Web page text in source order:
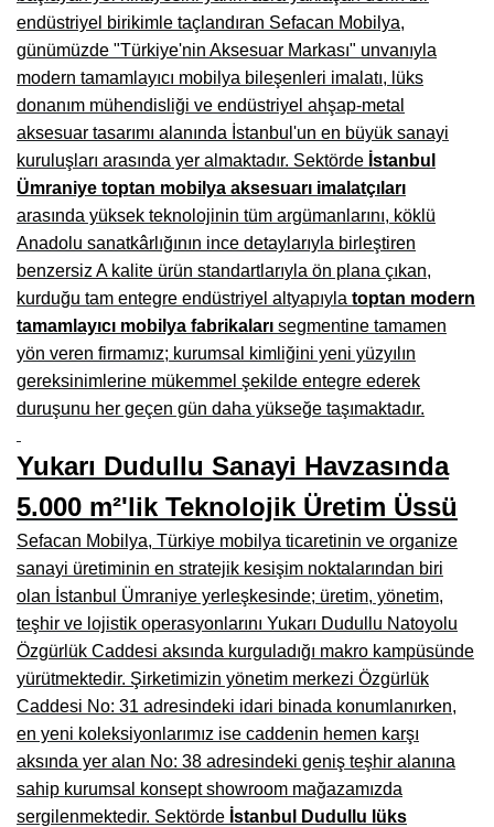
Burdur Mobilya İmalatçıları, Fabrikaları, Mağazaları
Eskişehir Mobilyacılar, Mobilya Mağazaları, Firmaları
Isparta Mobilyacılar, Mobilya Mağazaları, Fabrikaları
Çankırı Mobilyacılar, Mobilya Mağazaları, İmalatçıları
Mersin Mobilyacılar, Mobilya Mağazaları, Üreticileri
Antalya Mobilyacıları, Mobilya Mağazaları, Firmaları
Bolu Mobilyacılar, Mobilya Mağazaları, İmalatçıları
Kırklareli Mobilyacılar, Mobilya Firmaları, Mağazaları
Muğla Mobilyacılar, Mobilya Mağazaları, İmalatçıları
Kastamonu Mobilya Mağazaları, Firmaları
Sakarya Mobilyacılar, Mobilya Mağazaları, İmalatçıları
Manisa Mobilyacılar, Mobilya Fabrikaları, Mağazaları
Osmaniye Mobilyacılar, Mobilya Mağazaları, İmalatçıları
Düzce Mobilyacılar, Mobilya Mağazaları, Fabrikaları
Samsun Mobilyacıları, Mobilya Fabrikaları, Mağazaları
Balıkesir Mobilya Mağazaları, Fabrikaları, İmalatçıları
Kahramanmaraş Mobilya İmalatçıları, Mağazaları, Fabrikaları
Mardin Mobilyacılar, Mağazaları, İmalatçıları
Diyarbakır Mobilyacılar, Mobilya Firmaları, İmalatçıları
endüstriyel birikimle taçlandıran Sefacan Mobilya,
günümüzde "Türkiye'nin Aksesuar Markası" unvanıyla
modern tamamlayıcı mobilya bileşenleri imalatı, lüks
donanım mühendisliği ve endüstriyel ahşap-metal
aksesuar tasarımı alanında İstanbul'un en büyük sanayi
kuruluşları arasında yer almaktadır. Sektörde İstanbul
Ümraniye toptan mobilya aksesuarı imalatçıları
arasında yüksek teknolojinin tüm argümanlarını, köklü
Anadolu sanatkârlığının ince detaylarıyla birleştiren
benzersiz A kalite ürün standartlarıyla ön plana çıkan,
kurduğu tam entegre endüstriyel altyapıyla toptan modern
tamamlayıcı mobilya fabrikaları segmentine tamamen
yön veren firmamız; kurumsal kimliğini yeni yüzyılın
gereksinimlerine mükemmel şekilde entegre ederek
duruşunu her geçen gün daha yükseğe taşımaktadır.
Yukarı Dudullu Sanayi Havzasında
5.000 m²'lik Teknolojik Üretim Üssü
Sefacan Mobilya, Türkiye mobilya ticaretinin ve organize
sanayi üretiminin en stratejik kesişim noktalarından biri
olan İstanbul Ümraniye yerleşkesinde; üretim, yönetim,
teşhir ve lojistik operasyonlarını Yukarı Dudullu Natoyolu
Özgürlük Caddesi aksında kurguladığı makro kampüsünde
yürütmektedir. Şirketimizin yönetim merkezi Özgürlük
Caddesi No: 31 adresindeki idari binada konumlanırken,
en yeni koleksiyonlarımız ise caddenin hemen karşı
aksında yer alan No: 38 adresindeki geniş teşhir alanına
sahip kurumsal konsept showroom mağazamızda
sergilenmektedir. Sektörde İstanbul Dudullu lüks